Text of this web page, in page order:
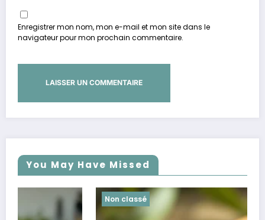
Enregistrer mon nom, mon e-mail et mon site dans le
navigateur pour mon prochain commentaire.
You May Have Missed
Non classé